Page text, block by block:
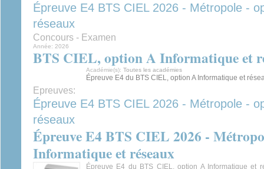
Épreuve E4 BTS CIEL 2026 - Métropole -
réseaux
Concours - Examen
Année: 2026
BTS CIEL, option A Informatique et
Académie(s): Toutes les académies
Épreuve E4 du BTS CIEL, option A Informatique et
Epreuves:
Épreuve E4 BTS CIEL 2026 - Métropole -
réseaux
Épreuve E4 BTS CIEL 2026 -
Informatique et réseaux
Épreuve E4 du BTS CIEL, option A Informatique et